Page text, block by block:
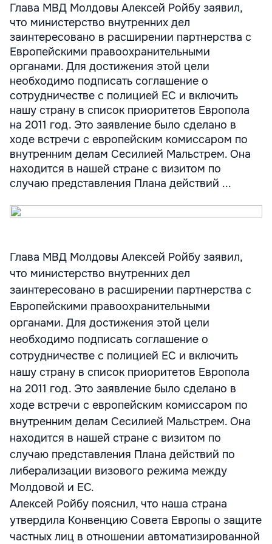
Глава МВД Молдовы Алексей Ройбу заявил,
что министерство внутренних дел
заинтересовано в расширении партнерства с
Европейскими правоохранительными
органами. Для достижения этой цели
необходимо подписать соглашение о
сотрудничестве с полицией ЕС и включить
нашу страну в список приоритетов Европола
на 2011 год. Это заявление было сделано в
ходе встречи с европейским комиссаром по
внутренним делам Сесилией Мальстрем. Она
находится в нашей стране с визитом по
случаю представления Плана действий ...
Глава МВД Молдовы Алексей Ройбу заявил,
что министерство внутренних дел
заинтересовано в расширении партнерства с
Европейскими правоохранительными
органами. Для достижения этой цели
необходимо подписать соглашение о
сотрудничестве с полицией ЕС и включить
нашу страну в список приоритетов Европола
на 2011 год. Это заявление было сделано в
ходе встречи с европейским комиссаром по
внутренним делам Сесилией Мальстрем. Она
находится в нашей стране с визитом по
случаю представления Плана действий по
либерализации визового режима между
Молдовой и ЕС.
Алексей Ройбу пояснил, что наша страна
утвердила Конвенцию Совета Европы о защите
частных лиц в отношении автоматизированной